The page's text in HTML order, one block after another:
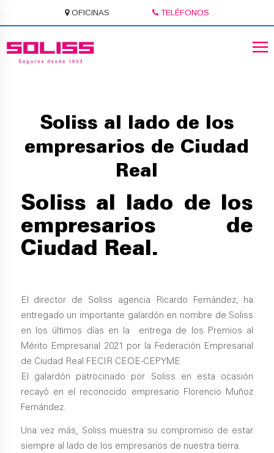
OFICINAS TELÉFONOS
Soliss al lado de los
empresarios de Ciudad
Real
Soliss al lado de los
empresarios de
Ciudad Real.
El director de Soliss agencia Ricardo Fernández, ha
entregado un importante galardón en nombre de Soliss
en los últimos días en la entrega de los Premios al
Mérito Empresarial 2021 por la Federación Empresarial
de Ciudad Real FECIR CEOE-CEPYME
El galardón patrocinado por Soliss en esta ocasión
recayó en el reconocido empresario Florencio Muñoz
Fernández.
Una vez más, Soliss muestra su compromiso de estar
siempre al lado de los empresarios de nuestra tierra.